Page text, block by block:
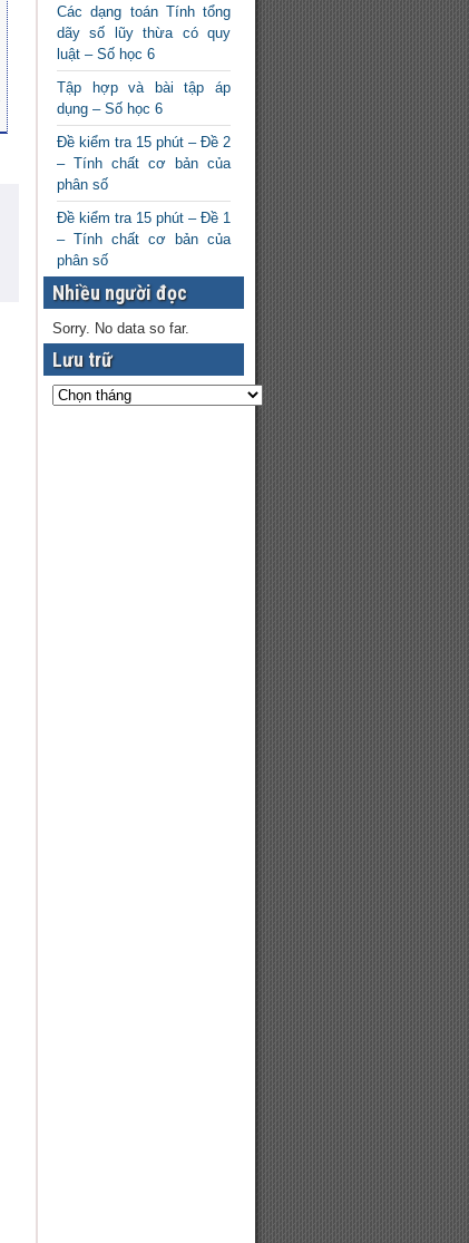
Các dạng toán Tính tổng
dãy số lũy thừa có quy
luật – Số học 6
Tập hợp và bài tập áp
dụng – Số học 6
Đề kiểm tra 15 phút – Đề 2
– Tính chất cơ bản của
phân số
Đề kiểm tra 15 phút – Đề 1
– Tính chất cơ bản của
phân số
Nhiều người đọc
Sorry. No data so far.
Lưu trữ